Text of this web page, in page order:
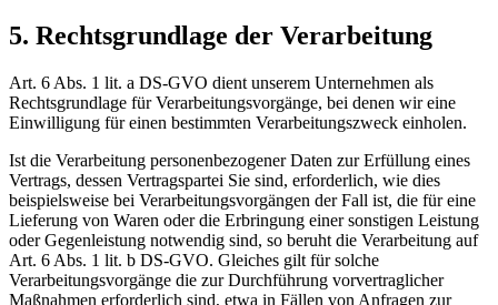
5. Rechtsgrundlage der Verarbeitung
Art. 6 Abs. 1 lit. a DS-GVO dient unserem Unternehmen als
Rechtsgrundlage für Verarbeitungsvorgänge, bei denen wir eine
Einwilligung für einen bestimmten Verarbeitungszweck einholen.
Ist die Verarbeitung personenbezogener Daten zur Erfüllung eines
Vertrags, dessen Vertragspartei Sie sind, erforderlich, wie dies
beispielsweise bei Verarbeitungsvorgängen der Fall ist, die für eine
Lieferung von Waren oder die Erbringung einer sonstigen Leistung
oder Gegenleistung notwendig sind, so beruht die Verarbeitung auf
Art. 6 Abs. 1 lit. b DS-GVO. Gleiches gilt für solche
Verarbeitungsvorgänge die zur Durchführung vorvertraglicher
Maßnahmen erforderlich sind, etwa in Fällen von Anfragen zur